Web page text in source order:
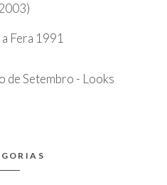
Fera 1991
de Setembro - Looks